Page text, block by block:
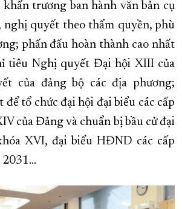
trương ban hành văn bản cụ
nghị quyết theo thẩm quyền, phù
phấn đấu hoàn thành cao nhất
tiêu Nghị quyết Đại hội XIII của
của đảng bộ các địa phương;
để tổ chức đại hội đại biểu các cấp
của Đảng và chuẩn bị bầu cử đại
XVI, đại biểu HĐND các cấp
2031…